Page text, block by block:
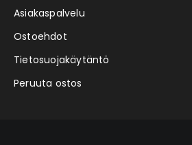
Asiakaspalvelu
Ostoehdot
Tietosuojakäytäntö
Peruuta ostos